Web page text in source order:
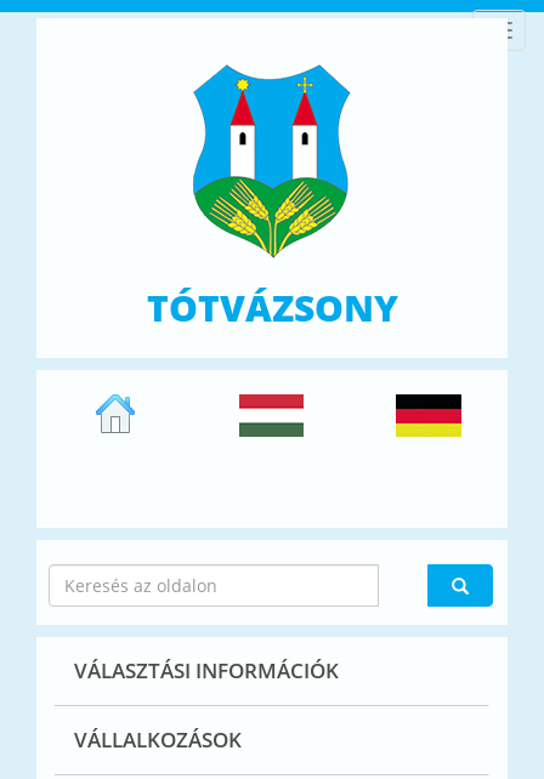
TÓTVÁZSONY
VÁLASZTÁSI INFORMÁCIÓK
VÁLLALKOZÁSOK